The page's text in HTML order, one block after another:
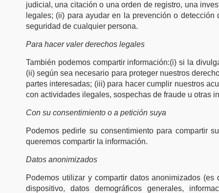
judicial, una citación o una orden de registro, una
legales; (ii) para ayudar en la prevención o
seguridad de cualquier persona.
Para hacer valer derechos legales
También podemos compartir información:(i) si la
(ii) según sea necesario para proteger nuestros
partes interesadas; (iii) para hacer cumplir nuestros
con actividades ilegales, sospechas de fraude u otras
Con su consentimiento o a petición suya
Podemos pedirle su consentimiento para compartir
queremos compartir la información.
Datos anonimizados
Podemos utilizar y compartir datos anonimizados
dispositivo, datos demográficos generales,